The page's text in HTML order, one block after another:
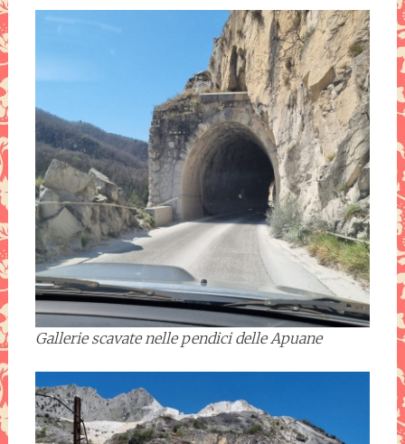
Gallerie scavate nelle pendici delle Apuane